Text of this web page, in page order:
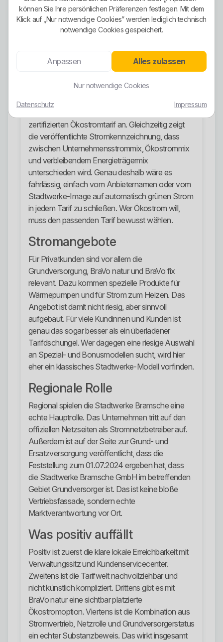
Wärmepumpen und Strom zum Heizen. Das ist
sinnvoll, weil damit klassische Haushalte und
spezielle Verbrauchsarten abgedeckt werden. Es
Ökostrom-Ausrichtung
Die Ökostrom-Ausrichtung ist hier klar erkennbar,
aber man muss sauber unterscheiden. Mit BraVo
zertifizierten Ökostromtarif an. Gleichzeitig zeigt
die veröffentlichte Stromkennzeichnung, dass
zwischen Unternehmensstrommix, Ökostrommix
und verbleibendem Energieträgermix
unterschieden wird. Genau deshalb wäre es
fahrlässig, einfach vom Anbieternamen oder vom
Stadtwerke-Image auf automatisch grünen Strom
in jedem Tarif zu schließen. Wer Ökostrom will,
muss den passenden Tarif bewusst wählen.
Stromangebote
Für Privatkunden sind vor allem die
Grundversorgung, BraVo natur und BraVo fix
relevant. Dazu kommen spezielle Produkte für
Wärmepumpen und für Strom zum Heizen. Das
Angebot ist damit nicht riesig, aber sinnvoll
aufgebaut. Für viele Kundinnen und Kunden ist
genau das sogar besser als ein überladener
Tarifdschungel. Wer dagegen eine riesige Auswahl
an Spezial- und Bonusmodellen sucht, wird hier
eher ein klassisches Stadtwerke-Modell vorfinden.
Regionale Rolle
Regional spielen die Stadtwerke Bramsche eine
echte Hauptrolle. Das Unternehmen tritt auf den
offiziellen Netzseiten als Stromnetzbetreiber auf.
Außerdem ist auf der Seite zur Grund- und
Ersatzversorgung veröffentlicht, dass die
Feststellung zum 01.07.2024 ergeben hat, dass
die Stadtwerke Bramsche GmbH im betreffenden
Gebiet Grundversorger ist. Das ist keine bloße
Vertriebsfassade, sondern echte
Marktverantwortung vor Ort.
Was positiv auffällt
Positiv ist zuerst die klare lokale Erreichbarkeit mit
Verwaltungssitz und Kundenservicecenter.
Zweitens ist die Tarifwelt nachvollziehbar und
nicht künstlich kompliziert. Drittens gibt es mit
BraVo natur eine sichtbar platzierte
Ökostromoption. Viertens ist die Kombination aus
Stromvertrieb, Netzrolle und Grundversorgerstatus
ein echter Substanzbeweis. Das wirkt insgesamt
können Sie Ihre persönlichen Präferenzen festlegen. Mit dem
Klick auf „Nur notwendige Cookies” werden lediglich technisch
notwendige Cookies gespeichert.
Anpassen Alles zulassen
Nur notwendige Cookies
Datenschutz Impressum